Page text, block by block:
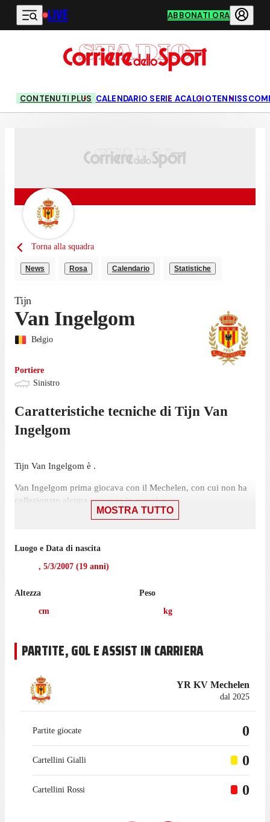
Vai al contenuto principale
LIVE ABBONATI ORA
CONTENUTI PLUS CALENDARIO SERIE ACALCIOTENNIS
Torna alla squadra
News Rosa Calendario Statistiche
Tijn
Van Ingelgom
Belgio
Portiere
Sinistro
Caratteristiche tecniche di Tijn Van
Ingelgom
Tijn Van Ingelgom è .
Van Ingelgom prima giocava con il Mechelen, con cui non ha
collezionato alcuna presenza in campionato.
MOSTRA TUTTO
Luogo e Data di nascita
, 5/3/2007 (19 anni)
Altezza
cm
Peso
kg
PARTITE, GOL E ASSIST IN CARRIERA
YR KV Mechelen
dal 2025
Partite giocate 0
Cartellini Gialli 0
Cartellini Rossi 0